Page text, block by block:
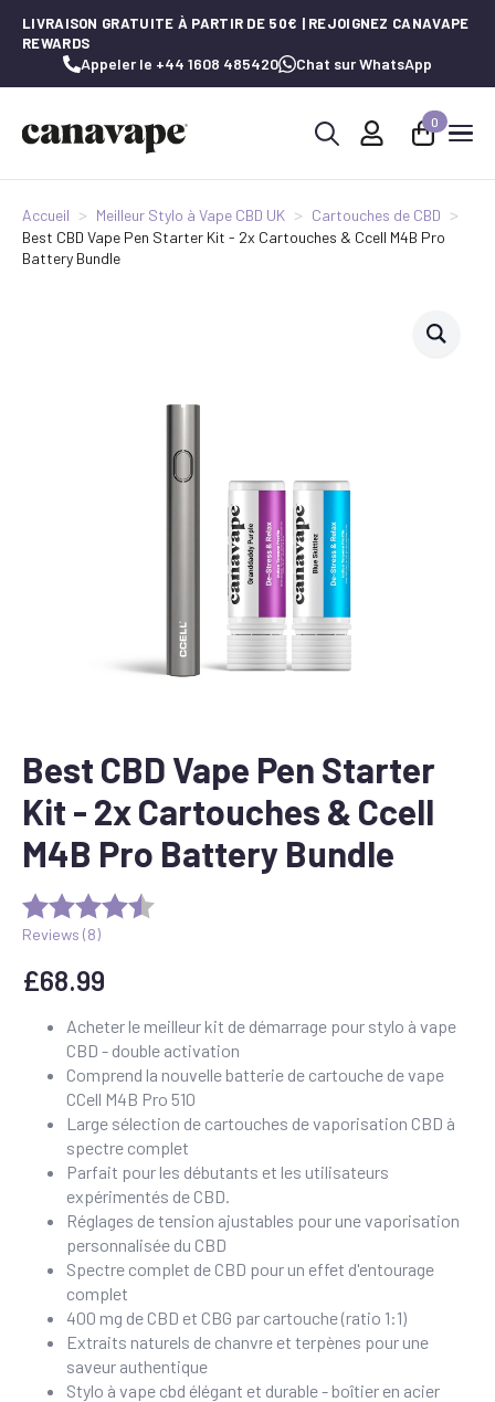
LIVRAISON GRATUITE À PARTIR DE 50€ | REJOIGNEZ CANAVAPE
REWARDS
Appeler le +44 1608 485420 Chat sur WhatsApp
0
Accueil Meilleur Stylo à Vape CBD UK
Cartouches de CBD
Best CBD Vape Pen Starter Kit - 2x Cartouches & Ccell M4B Pro
Battery Bundle
Best CBD Vape Pen Starter
Kit - 2x Cartouches & Ccell
M4B Pro Battery Bundle
Reviews (8)
£68.99
Acheter le meilleur kit de démarrage pour stylo à vape
CBD - double activation
Comprend la nouvelle batterie de cartouche de vape
CCell M4B Pro 510
Large sélection de cartouches de vaporisation CBD à
spectre complet
Parfait pour les débutants et les utilisateurs
expérimentés de CBD.
Réglages de tension ajustables pour une vaporisation
personnalisée du CBD
Spectre complet de CBD pour un effet d'entourage
complet
400 mg de CBD et CBG par cartouche (ratio 1:1)
Extraits naturels de chanvre et terpènes pour une
saveur authentique
Stylo à vape cbd élégant et durable - boîtier en acier